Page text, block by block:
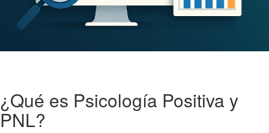
¿Qué es Psicología Positiva y
PNL?